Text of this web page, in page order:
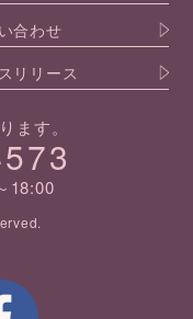
合わせ
リリース
ます。
18:00